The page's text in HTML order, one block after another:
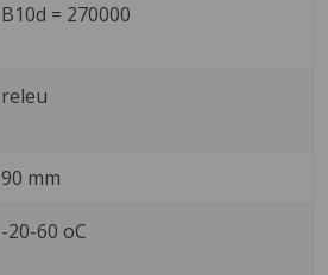
B10d = 270000
releu
90 mm
-20-60 oC